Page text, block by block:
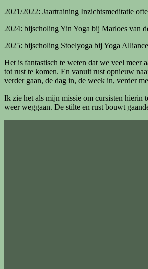
2021/2022: Jaartraining Inzichtsmeditatie
2024: bijscholing Yin Yoga bij Marloes van
2025: bijscholing Stoelyoga bij Yoga Alliance
Het is fantastisch te weten dat we veel meer
tot rust te komen. En vanuit rust opnieuw
verder gaan, de dag in, de week in, verder
Ik zie het als mijn missie om cursisten hierin
weer weggaan. De stilte en rust bouwt